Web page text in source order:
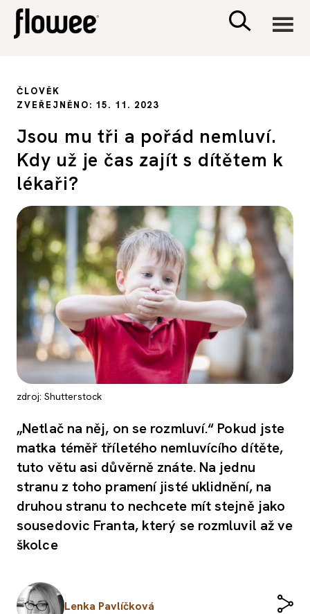
PSYCHOLOGIE
SEX A VZTAHY
PORADNA
ČLOVĚK
ZVEŘEJNĚNO: 15. 11. 2023
Jsou mu tři a pořád nemluví.
Kdy už je čas zajít s dítětem k
lékaři?
zdroj: Shutterstock
„Netlač na něj, on se rozmluví.“ Pokud jste
matka téměř tříletého nemluvícího dítěte,
tuto větu asi důvěrně znáte. Na jednu
stranu z toho pramení jisté uklidnění, na
druhou stranu to nechcete mít stejně jako
sousedovic Franta, který se rozmluvil až ve
školce
Lenka Pavlíčková